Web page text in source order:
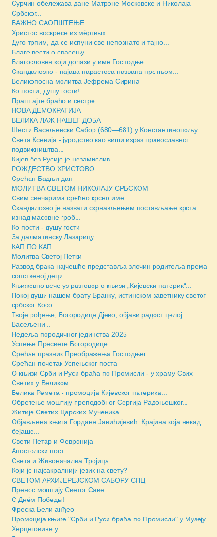
Сурчин обележава дане Матроне Московске и Николаја
Србског...
ВАЖНО САОПШТЕЊЕ
Христос воскресе из мёртвых
Дуго трпим, да се испуни све непознато и тајно...
Благе вести о спасењу
Благословен који долази у име Господње...
Скандалозно - најава парастоса названа претњом...
Великопосна молитва Јефрема Сирина
Ко пости, душу гости!
Праштајте браћо и сестре
НОВА ДЕМОКРАТИЈА
ВЕЛИКА ЛАЖ НАШЕГ ДОБА
Шести Васељенски Сабор (680—681) у Константинопољу ...
Света Ксенија - јуродство као виши израз православног
подвижништва...
Кијев без Русије је незамислив
РОЖДЕСТВО ХРИСТОВО
Срећан Бадњи дан
МОЛИТВА СВЕТОМ НИКОЛАЈУ СРБСКОМ
Свим свечарима срећно крсно име
Скандалозно је назвати скрнављењем постављање крста
изнад масовне гроб...
Ко пости - душу гости
За далматинску Лазарицу
КАП ПО КАП
Молитва Светој Петки
Развод брака најчешће представља злочин родитеља према
сопственој деци...
Књижевно вече уз разговор о књизи „Кијевски патерик“...
Покој души нашем брату Бранку, истинском заветнику светог
србског Косо...
Твоје рођење, Богородице Дјево, објави радост целој
Васељени...
Недеља породичног јединства 2025
Успење Пресвете Богородице
Срећан празник Преображења Господњег
Срећан почетак Успењског поста
О књизи Срби и Руси браћа по Промисли - у храму Свих
Светих у Великом ...
Велика Ремета - промоција Кијевског патерика...
Обретење моштију преподобног Сергија Радоњешког...
Житије Светих Царских Мученика
Објављена књига Гордане Јанићијевић: Крајина која некад
бејаше...
Свети Петар и Февронија
Апостолски пост
Света и Живоначална Тројица
Који је најсакралнији језик на свету?
СВЕТОМ АРХИЈЕРЕЈСКОМ САБОРУ СПЦ
Пренос моштију Светог Саве
С Днём Победы!
Фреска Бели анђео
Промоција књиге "Срби и Руси браћа по Промисли" у Музеју
Херцеговине у...